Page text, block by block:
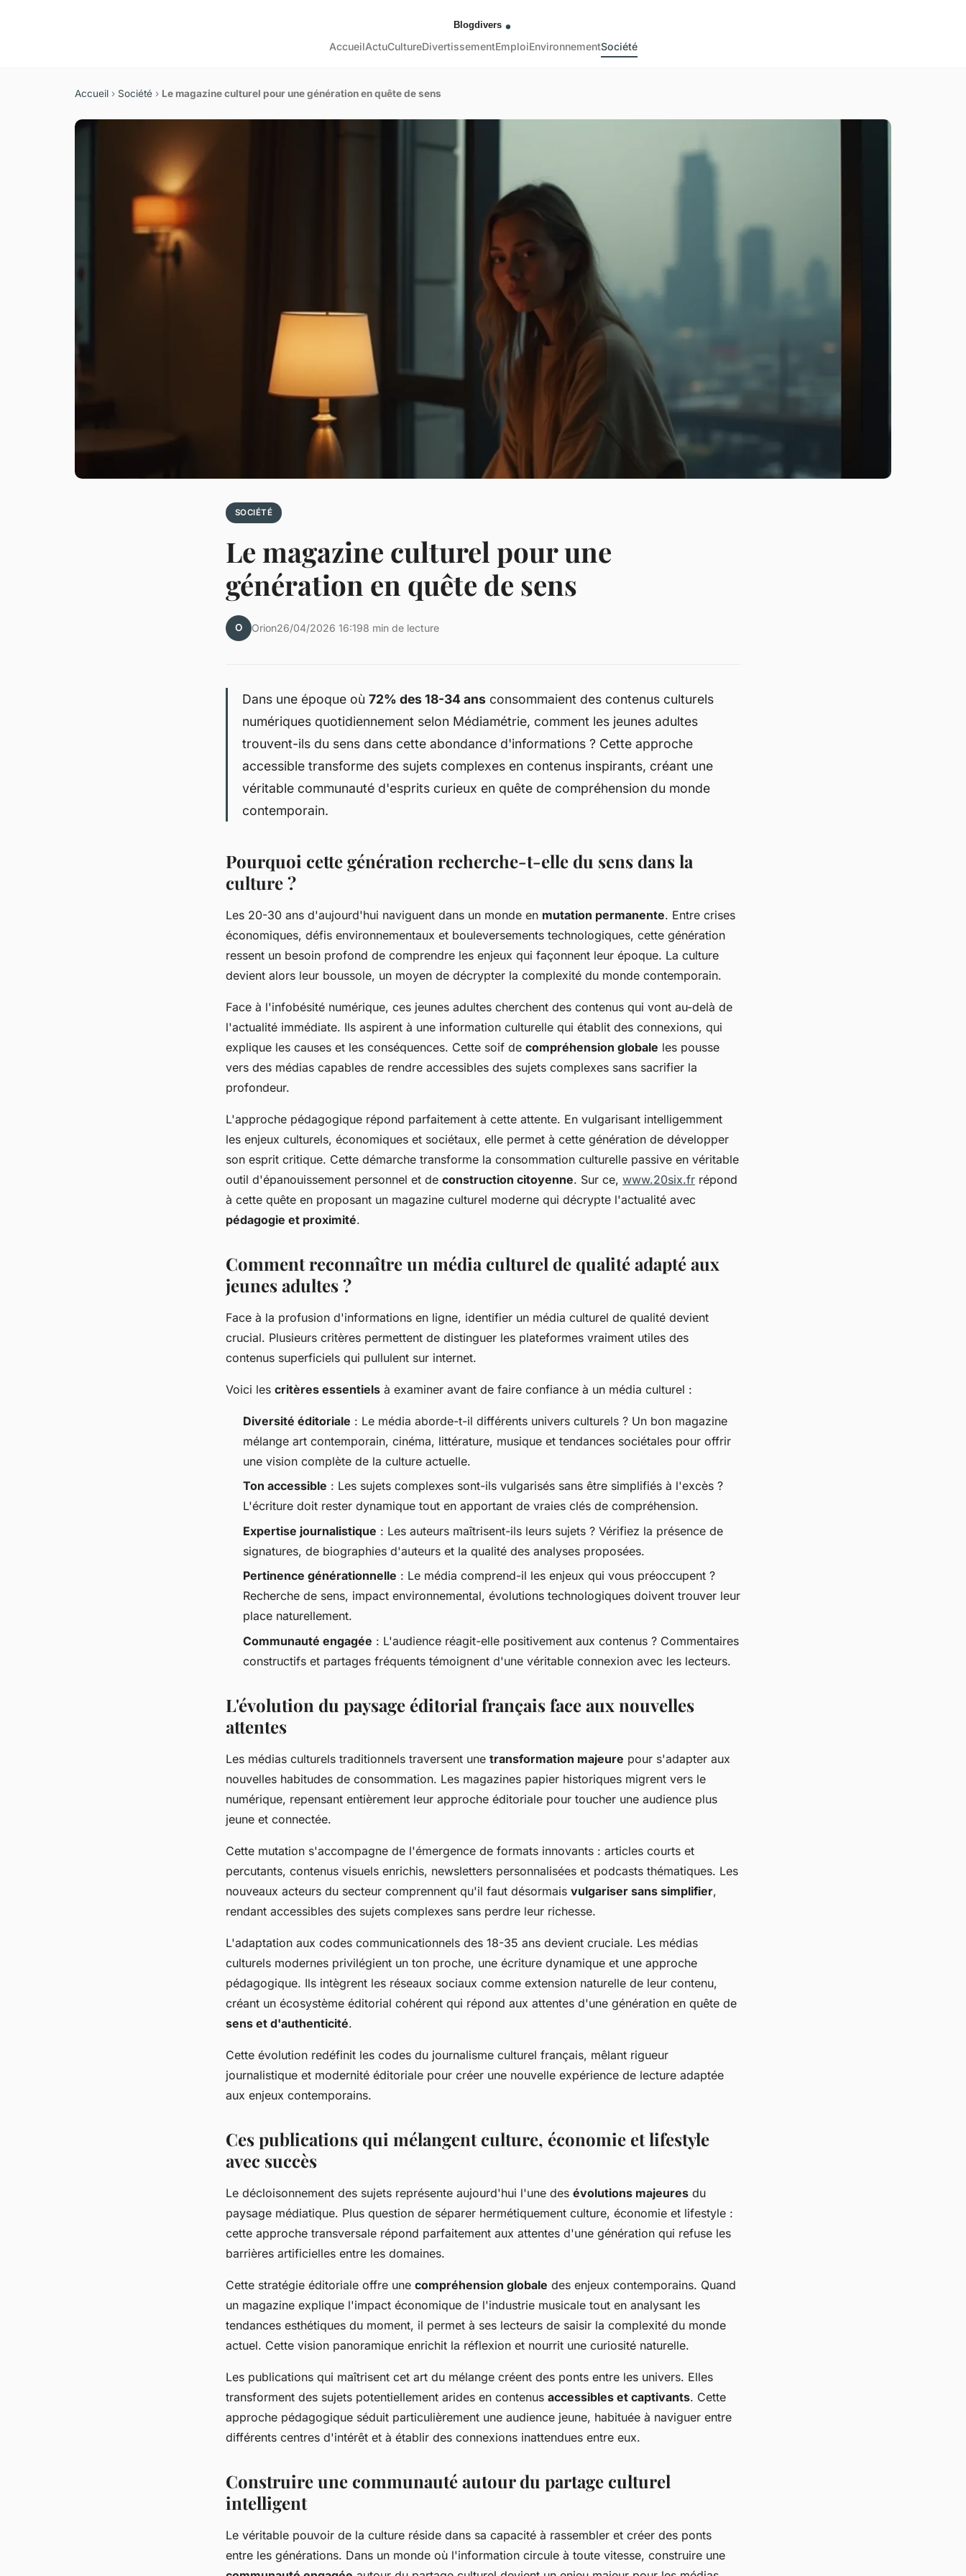
AccueilActuCultureDivertissementEmploiEnvironnementSociété
Accueil › Société › Le magazine culturel pour une génération en quête de sens
SOCIÉTÉ
Le magazine culturel pour une
génération en quête de sens
O Orion26/04/2026 16:198 min de lecture
Dans une époque où 72% des 18-34 ans consommaient des contenus culturels
numériques quotidiennement selon Médiamétrie, comment les jeunes adultes
trouvent-ils du sens dans cette abondance d'informations ? Cette approche
accessible transforme des sujets complexes en contenus inspirants, créant une
véritable communauté d'esprits curieux en quête de compréhension du monde
contemporain.
Pourquoi cette génération recherche-t-elle du sens dans la
culture ?
Les 20-30 ans d'aujourd'hui naviguent dans un monde en mutation permanente. Entre crises
économiques, défis environnementaux et bouleversements technologiques, cette génération
ressent un besoin profond de comprendre les enjeux qui façonnent leur époque. La culture
devient alors leur boussole, un moyen de décrypter la complexité du monde contemporain.
Face à l'infobésité numérique, ces jeunes adultes cherchent des contenus qui vont au-delà de
l'actualité immédiate. Ils aspirent à une information culturelle qui établit des connexions, qui
explique les causes et les conséquences. Cette soif de compréhension globale les pousse
vers des médias capables de rendre accessibles des sujets complexes sans sacrifier la
profondeur.
L'approche pédagogique répond parfaitement à cette attente. En vulgarisant intelligemment
les enjeux culturels, économiques et sociétaux, elle permet à cette génération de développer
son esprit critique. Cette démarche transforme la consommation culturelle passive en véritable
outil d'épanouissement personnel et de construction citoyenne. Sur ce, www.20six.fr répond
à cette quête en proposant un magazine culturel moderne qui décrypte l'actualité avec
pédagogie et proximité.
Comment reconnaître un média culturel de qualité adapté aux
jeunes adultes ?
Face à la profusion d'informations en ligne, identifier un média culturel de qualité devient
crucial. Plusieurs critères permettent de distinguer les plateformes vraiment utiles des
contenus superficiels qui pullulent sur internet.
Voici les critères essentiels à examiner avant de faire confiance à un média culturel :
Diversité éditoriale : Le média aborde-t-il différents univers culturels ? Un bon magazine
mélange art contemporain, cinéma, littérature, musique et tendances sociétales pour offrir
une vision complète de la culture actuelle.
Ton accessible : Les sujets complexes sont-ils vulgarisés sans être simplifiés à l'excès ?
L'écriture doit rester dynamique tout en apportant de vraies clés de compréhension.
Expertise journalistique : Les auteurs maîtrisent-ils leurs sujets ? Vérifiez la présence de
signatures, de biographies d'auteurs et la qualité des analyses proposées.
Pertinence générationnelle : Le média comprend-il les enjeux qui vous préoccupent ?
Recherche de sens, impact environnemental, évolutions technologiques doivent trouver leur
place naturellement.
Communauté engagée : L'audience réagit-elle positivement aux contenus ? Commentaires
constructifs et partages fréquents témoignent d'une véritable connexion avec les lecteurs.
L'évolution du paysage éditorial français face aux nouvelles
attentes
Les médias culturels traditionnels traversent une transformation majeure pour s'adapter aux
nouvelles habitudes de consommation. Les magazines papier historiques migrent vers le
numérique, repensant entièrement leur approche éditoriale pour toucher une audience plus
jeune et connectée.
Cette mutation s'accompagne de l'émergence de formats innovants : articles courts et
percutants, contenus visuels enrichis, newsletters personnalisées et podcasts thématiques. Les
nouveaux acteurs du secteur comprennent qu'il faut désormais vulgariser sans simplifier,
rendant accessibles des sujets complexes sans perdre leur richesse.
L'adaptation aux codes communicationnels des 18-35 ans devient cruciale. Les médias
culturels modernes privilégient un ton proche, une écriture dynamique et une approche
pédagogique. Ils intègrent les réseaux sociaux comme extension naturelle de leur contenu,
créant un écosystème éditorial cohérent qui répond aux attentes d'une génération en quête de
sens et d'authenticité.
Cette évolution redéfinit les codes du journalisme culturel français, mêlant rigueur
journalistique et modernité éditoriale pour créer une nouvelle expérience de lecture adaptée
aux enjeux contemporains.
Ces publications qui mélangent culture, économie et lifestyle
avec succès
Le décloisonnement des sujets représente aujourd'hui l'une des évolutions majeures du
paysage médiatique. Plus question de séparer hermétiquement culture, économie et lifestyle :
cette approche transversale répond parfaitement aux attentes d'une génération qui refuse les
barrières artificielles entre les domaines.
Cette stratégie éditoriale offre une compréhension globale des enjeux contemporains. Quand
un magazine explique l'impact économique de l'industrie musicale tout en analysant les
tendances esthétiques du moment, il permet à ses lecteurs de saisir la complexité du monde
actuel. Cette vision panoramique enrichit la réflexion et nourrit une curiosité naturelle.
Les publications qui maîtrisent cet art du mélange créent des ponts entre les univers. Elles
transforment des sujets potentiellement arides en contenus accessibles et captivants. Cette
approche pédagogique séduit particulièrement une audience jeune, habituée à naviguer entre
différents centres d'intérêt et à établir des connexions inattendues entre eux.
Construire une communauté autour du partage culturel
intelligent
Le véritable pouvoir de la culture réside dans sa capacité à rassembler et créer des ponts
entre les générations. Dans un monde où l'information circule à toute vitesse, construire une